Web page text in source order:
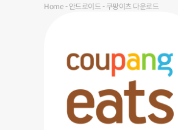
Home-안드로이드-쿠팡이츠 다운로드